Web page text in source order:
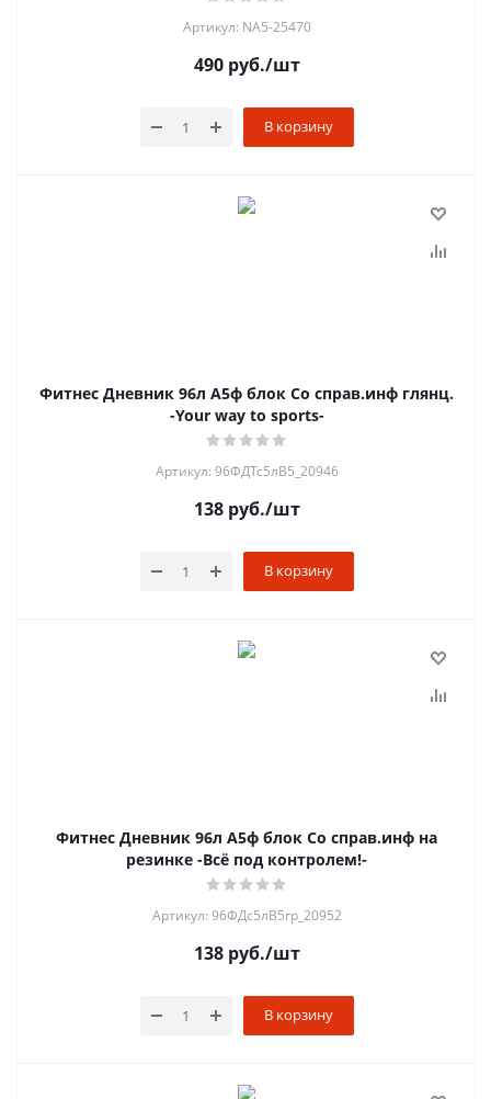
Артикул: NA5-25470
490руб./шт
В корзину
Фитнес Дневник 96л А5ф блок Со справ.инф глянц.
-Your way to sports-
Артикул: 96ФДТс5лВ5_20946
138руб./шт
В корзину
Фитнес Дневник 96л А5ф блок Со справ.инф на
резинке -Всё под контролем!-
Артикул: 96ФДс5лВ5гр_20952
138руб./шт
В корзину